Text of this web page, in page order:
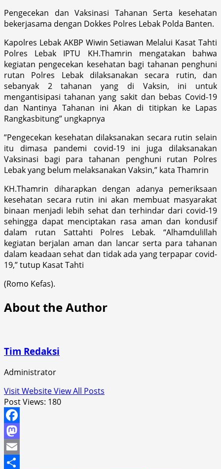
Pengecekan dan Vaksinasi Tahanan Serta kesehatan
bekerjasama dengan Dokkes Polres Lebak Polda Banten.
Kapolres Lebak AKBP Wiwin Setiawan Melalui Kasat Tahti
Polres Lebak IPTU KH.Thamrin mengatakan bahwa
kegiatan pengecekan kesehatan bagi tahanan penghuni
rutan Polres Lebak dilaksanakan secara rutin, dan
sebanyak 2 tahanan yang di Vaksin, ini untuk
mengantisipasi tahanan yang sakit dan bebas Covid-19
dan Nantinya Tahanan ini Akan di titipkan ke Lapas
Rangkasbitung” ungkapnya
”Pengecekan kesehatan dilaksanakan secara rutin selain
itu dimasa pandemi covid-19 ini juga dilaksanakan
Vaksinasi bagi para tahanan penghuni rutan Polres
Lebak yang belum melaksanakan Vaksin,” kata Thamrin
KH.Thamrin diharapkan dengan adanya pemeriksaan
kesehatan secara rutin ini akan membuat masyarakat
binaan menjadi lebih sehat dan terhindar dari covid-19
sehingga dapat menciptakan rasa aman dan kondusif
dalam rutan Sattahti Polres Lebak. “Alhamdulillah
kegiatan berjalan aman dan lancar serta para tahanan
dalam keadaan sehat dan tidak ada yang terpapar covid-
19,” tutup Kasat Tahti
(Romo Kefas).
About the Author
Tim Redaksi
Administrator
Visit WebsiteView All Posts
Post Views: 180
Facebook
Mastodon
Email